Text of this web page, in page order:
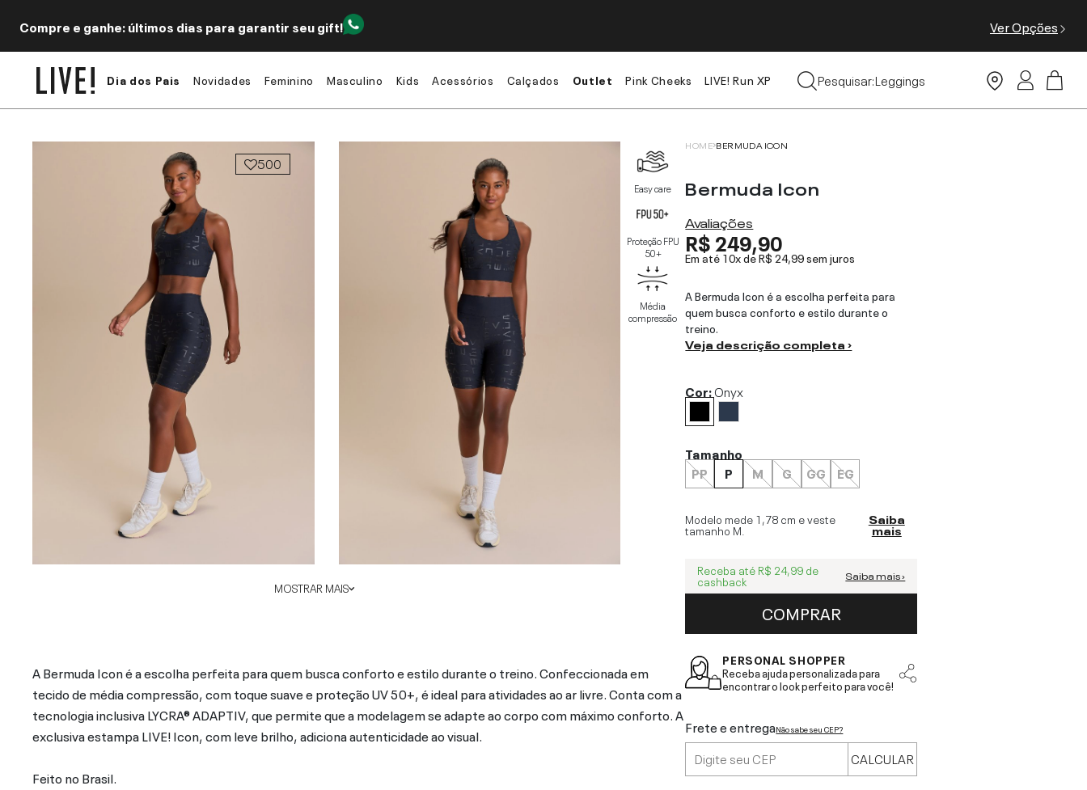
Compre e ganhe: últimos dias para garantir seu gift! Ver Opções
Dia dos Pais Novidades Feminino Masculino Kids Acessórios Calçados Outlet Pink Cheeks LIVE! Run XP
Pesquisar:
Tops
Leggings
500
MOSTRAR MAIS
Easy care
Proteção FPU
50+
Média
compressão
A Bermuda Icon é a escolha perfeita para quem busca conforto e estilo durante o treino. Confeccionada em
tecido de média compressão, com toque suave e proteção UV 50+, é ideal para atividades ao ar livre. Conta com a
tecnologia inclusiva LYCRA® ADAPTIV, que permite que a modelagem se adapte ao corpo com máximo conforto. A
exclusiva estampa LIVE! Icon, com leve brilho, adiciona autenticidade ao visual.
Feito no Brasil.
HOME BERMUDA ICON
Bermuda Icon
Avaliações
R$ 249,90
Em até 10x deR$ 24,99sem juros
A Bermuda Icon é a escolha perfeita para
quem busca conforto e estilo durante o
treino.
Veja descrição completa ›
Cor:Onyx
Tamanho
PP
P M G GG EG
Modelo mede 1,78 cm e veste
tamanho M
Saiba
mais
Receba até R$ 24,99 de
cashback Saiba mais ›
COMPRAR
PERSONAL SHOPPER
Receba ajuda personalizada para
encontrar o look perfeito para você!
Frete e entregaNão sabe seu CEP?
CALCULAR